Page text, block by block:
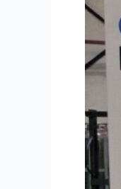
Teknik
Terbaru